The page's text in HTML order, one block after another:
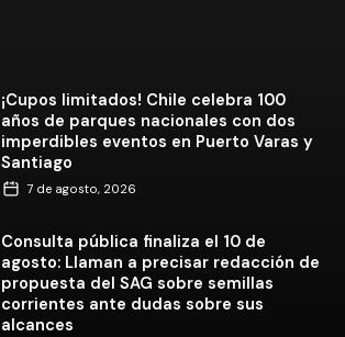
¡Cupos limitados! Chile celebra 100
años de parques nacionales con dos
imperdibles eventos en Puerto Varas y
Santiago
7 de agosto, 2026
Consulta pública finaliza el 10 de
agosto: Llaman a precisar redacción de
propuesta del SAG sobre semillas
corrientes ante dudas sobre sus
alcances